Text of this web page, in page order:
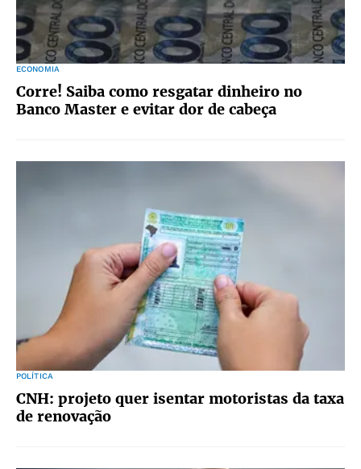
ECONOMIA
Corre! Saiba como resgatar dinheiro no
Banco Master e evitar dor de cabeça
POLÍTICA
CNH: projeto quer isentar motoristas da taxa
de renovação